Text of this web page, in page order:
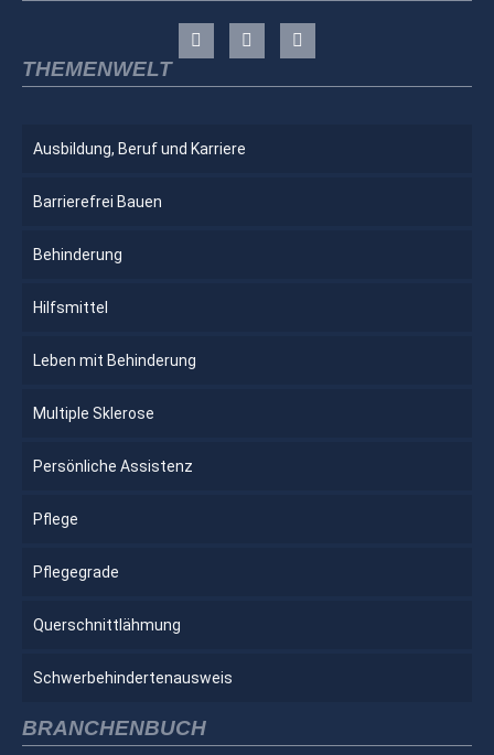
THEMENWELT
Ausbildung, Beruf und Karriere
Barrierefrei Bauen
Behinderung
Hilfsmittel
Leben mit Behinderung
Multiple Sklerose
Persönliche Assistenz
Pflege
Pflegegrade
Querschnittlähmung
Schwerbehindertenausweis
BRANCHENBUCH